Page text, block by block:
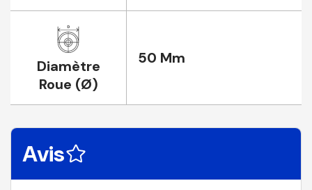
Diamètre
Roue (Ø)
50 Mm
Avis